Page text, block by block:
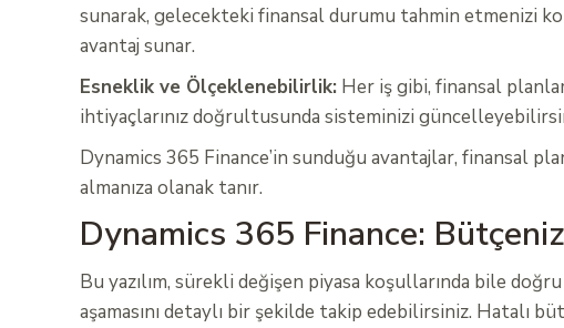
sunarak, gelecekteki finansal durumu tahmin etmenizi
avantaj sunar.
Esneklik ve Ölçeklenebilirlik: Her iş gibi, finansal
ihtiyaçlarınız doğrultusunda sisteminizi
Dynamics 365 Finance’in sunduğu avantajlar, finansal
almanıza olanak tanır.
Dynamics 365 Finance:
Bu yazılım, sürekli değişen piyasa koşullarında bile
aşamasını detaylı bir şekilde takip edebilirsiniz. Hatalı